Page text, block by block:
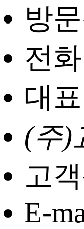
방
전
대
(주)
고
E-